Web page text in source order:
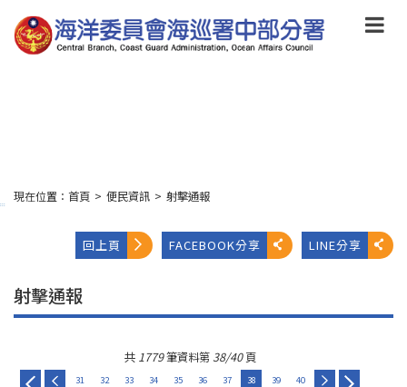
到
主
要
:::
現在位置： 首頁 > 便民資訊 > 射擊通報
回上頁 FACEBOOK分享 LINE分享
射擊通報
共 1779筆資料第 38/40頁
31 32 33 34 35 36 37 38 39 40